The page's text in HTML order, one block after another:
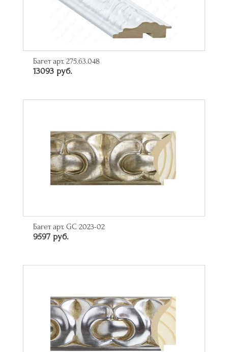
Багет арт. 275.63.048
13093 руб.
Багет арт. GC 2023-02
9597 руб.